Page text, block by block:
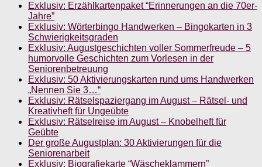
Exklusiv: Erzählkartenpaket “Erinnerungen an die 70er-
Jahre”
Exklusiv: Wörterbingo Handwerken – Bingokarten in 3
Schwierigkeitsgraden
Exklusiv: Augustgeschichten voller Sommerfreude – 5
humorvolle Geschichten zum Vorlesen in der
Seniorenbetreuung
Exklusiv: 50 Aktivierungskarten rund ums Handwerken
„Nennen Sie 3…“
Exklusiv: Rätselspaziergang im August – Rätsel- und
Kreativheft für Ungeübte
Exklusiv: Rätselreise im August – Knobelheft für
Geübte
Der große Augustplan: 30 Aktivierungen für die
Seniorenarbeit
Exklusiv: Biografiekarte “Wäscheklammern”